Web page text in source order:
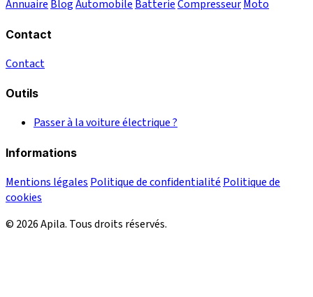
Annuaire BlogAutomobile BatterieCompresseurMoto
Contact
Contact
Outils
Passer à la voiture électrique ?
Informations
Mentions légales Politique de confidentialité Politique de
cookies
© 2026 Apila. Tous droits réservés.